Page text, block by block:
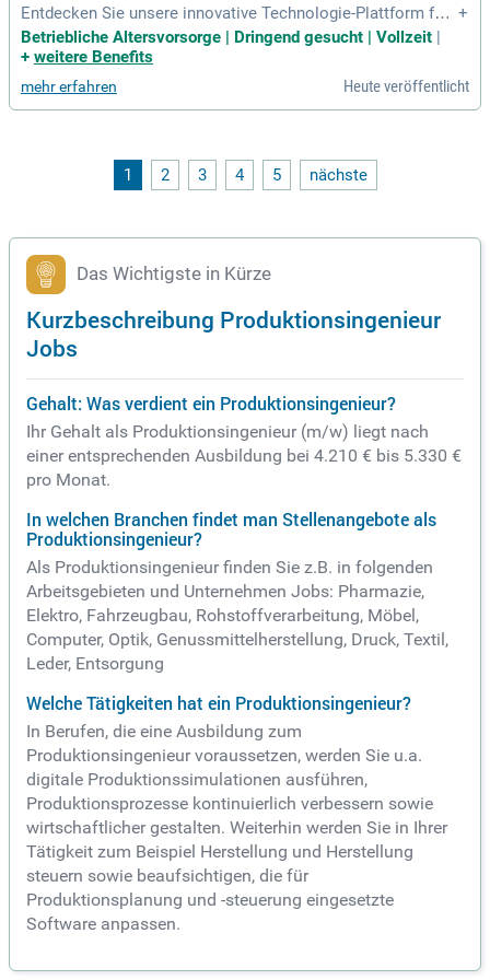
Entdecken Sie unsere innovative Technologie-Plattform für
die effiziente Energieversorgung großer Gebäude! Mit dem E
nvola-System revolutionieren wir die Klimatechnik durch na
t. Unser KI-gestütztes, digital integriertes System erfüllt die
Anforderungen der modernen Immobilienbranche und bietet
g! Gestalten Sie aktiv den Aufbau und die Skalierung unserer
Produktion mit. Bewerben Sie sich jetzt und werden Sie Teil
+
Betriebliche Altersvorsorge | Dringend gesucht | Vollzeit
+ weitere Benefits
mehr erfahren Heute veröffentlicht
1 2 3 4 5 nächste
Das Wichtigste in Kürze
Kurzbeschreibung Produktionsingenieur
Jobs
Gehalt: Was verdient ein Produktionsingenieur?
Ihr Gehalt als Produktionsingenieur (m/w) liegt nach
einer entsprechenden Ausbildung bei 4.210 € bis 5.330 €
pro Monat.
In welchen Branchen findet man Stellenangebote als
Produktionsingenieur?
Als Produktionsingenieur finden Sie z.B. in folgenden
Arbeitsgebieten und Unternehmen Jobs: Pharmazie,
Elektro, Fahrzeugbau, Rohstoffverarbeitung, Möbel,
Computer, Optik, Genussmittelherstellung, Druck, Textil,
Leder, Entsorgung
Welche Tätigkeiten hat ein Produktionsingenieur?
In Berufen, die eine Ausbildung zum
Produktionsingenieur voraussetzen, werden Sie u.a.
digitale Produktionssimulationen ausführen,
Produktionsprozesse kontinuierlich verbessern sowie
wirtschaftlicher gestalten. Weiterhin werden Sie in Ihrer
Tätigkeit zum Beispiel Herstellung und Herstellung
steuern sowie beaufsichtigen, die für
Produktionsplanung und -steuerung eingesetzte
Software anpassen.